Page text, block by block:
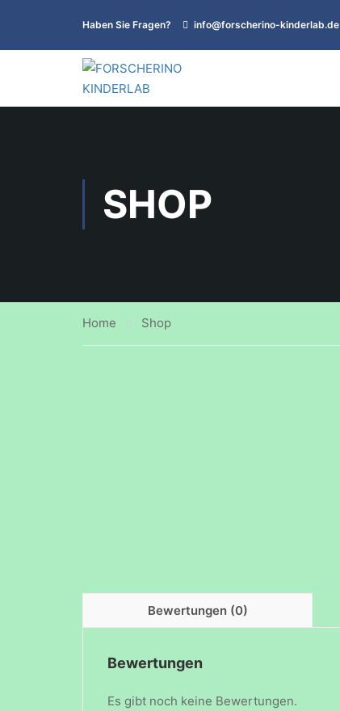
Haben Sie Fragen? info@forscherino-kinderlab.de
SHOP
Home Shop
Bewertungen (0)
Bewertungen
Es gibt noch keine Bewertungen.